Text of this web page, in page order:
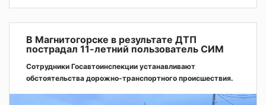
В Магнитогорске в результате ДТП
пострадал 11-летний пользователь СИМ
Сотрудники Госавтоинспекции устанавливают
обстоятельства дорожно-транспортного происшествия.